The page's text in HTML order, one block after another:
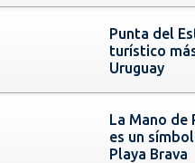
Punta del
turístico
Uruguay
La Mano de
es un
Playa Brava